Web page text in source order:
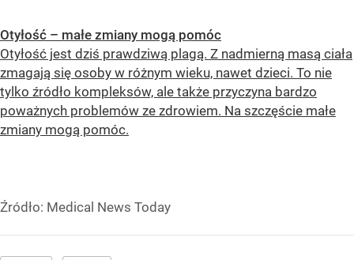
Otyłość – małe zmiany mogą pomóc
Otyłość jest dziś prawdziwą plagą. Z nadmierną masą ciała
zmagają się osoby w różnym wieku, nawet dzieci. To nie
tylko źródło kompleksów, ale także przyczyna bardzo
poważnych problemów ze zdrowiem. Na szczęście małe
zmiany mogą pomóc.
Źródło: Medical News Today